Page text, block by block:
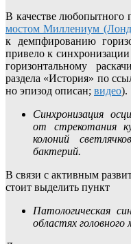
В качестве
мостом Миллениум
к демпфированию
привело к
горизонтальному
раздела «История» по
но эпизод описан; видео).
Синхронизация
от стрекотания
колоний
бактерий.
В связи с активным
стоит выделить пункт
Патологическая
областях головного